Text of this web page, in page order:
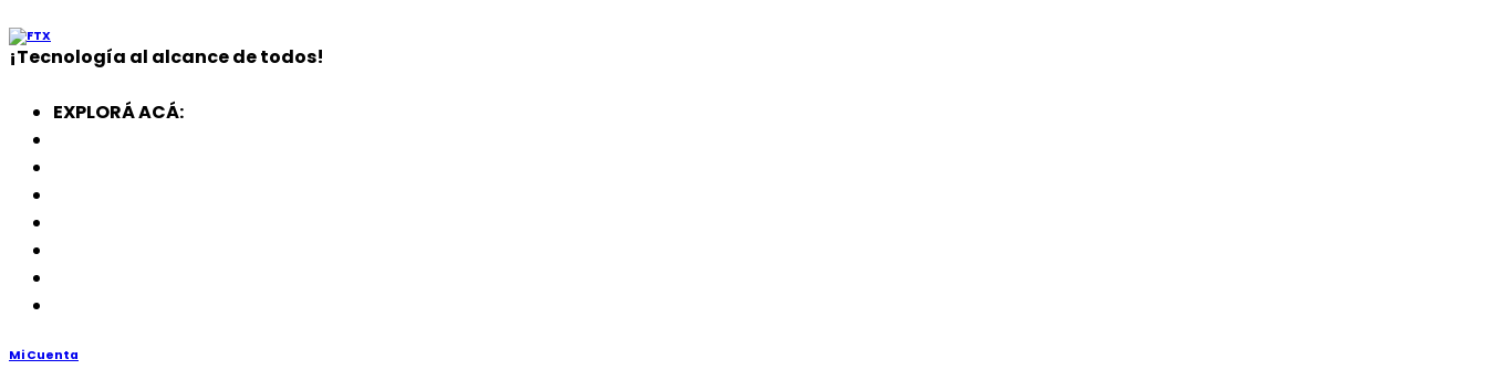
¡Tecnología al alcance de todos!
EXPLORÁ ACÁ:
Mi Cuenta